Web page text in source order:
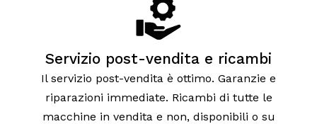
Servizio post-vendita e ricambi
Il servizio post-vendita è ottimo. Garanzie e
riparazioni immediate. Ricambi di tutte le
macchine in vendita e non, disponibili o su